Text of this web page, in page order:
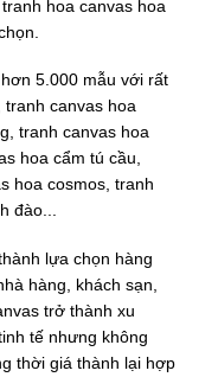
hoa canvas hoa
5.000 mẫu với rất
tranh canvas hoa
tranh canvas hoa
hoa cẩm tú cầu,
hoa cosmos, tranh
đào...
lựa chọn hàng
hàng, khách sạn,
trở thành xu
tế nhưng không
thời giá thành lại hợp